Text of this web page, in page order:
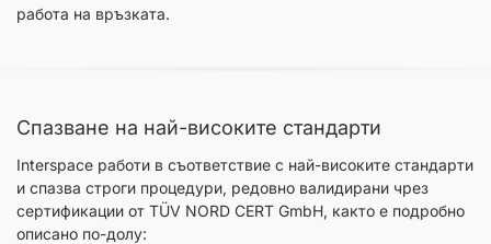
работа на връзката.
Спазване на най-високите стандарти
Interspace работи в съответствие с най-високите стандарти
и спазва строги процедури, редовно валидирани чрез
сертификации от TÜV NORD CERT GmbH, както е подробно
описано по-долу: